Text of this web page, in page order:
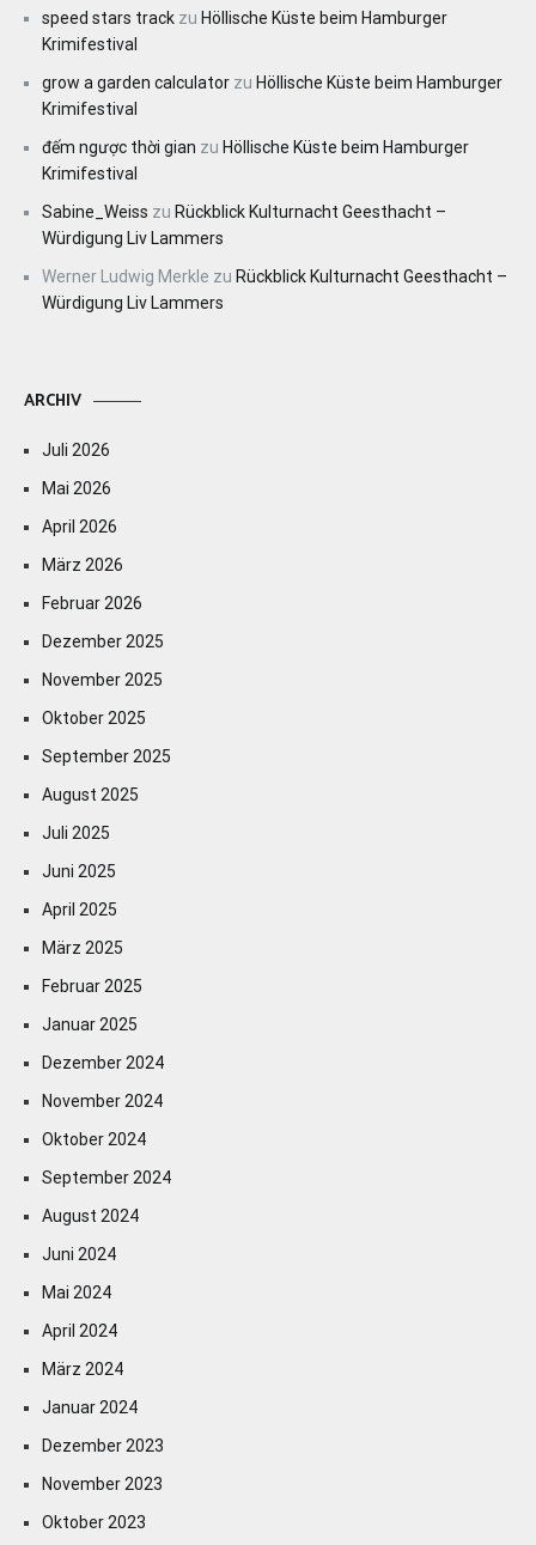
speed stars track zu Höllische Küste beim Hamburger
Krimifestival
grow a garden calculator zu Höllische Küste beim Hamburger
Krimifestival
đếm ngược thời gian zu Höllische Küste beim Hamburger
Krimifestival
Sabine_Weiss zu Rückblick Kulturnacht Geesthacht –
Würdigung Liv Lammers
Werner Ludwig Merkle zu Rückblick Kulturnacht Geesthacht –
Würdigung Liv Lammers
ARCHIV
Juli 2026
Mai 2026
April 2026
März 2026
Februar 2026
Dezember 2025
November 2025
Oktober 2025
September 2025
August 2025
Juli 2025
Juni 2025
April 2025
März 2025
Februar 2025
Januar 2025
Dezember 2024
November 2024
Oktober 2024
September 2024
August 2024
Juni 2024
Mai 2024
April 2024
März 2024
Januar 2024
Dezember 2023
November 2023
Oktober 2023